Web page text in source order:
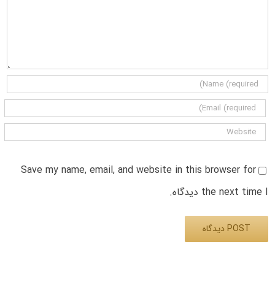
Save my name, email, and website in this browser for
the next time I دیدگاه.